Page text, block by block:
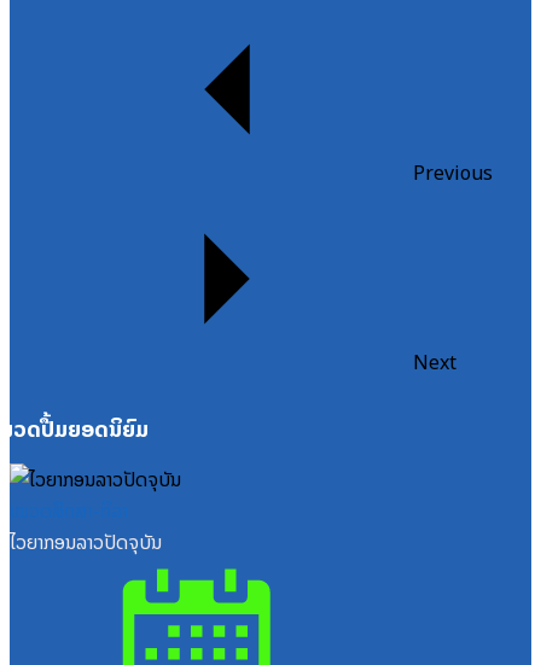
Previous
Next
ດປື້ມຍອດນິຍົມ
ໄວຍາກອນລາວປັດຈຸບັນ